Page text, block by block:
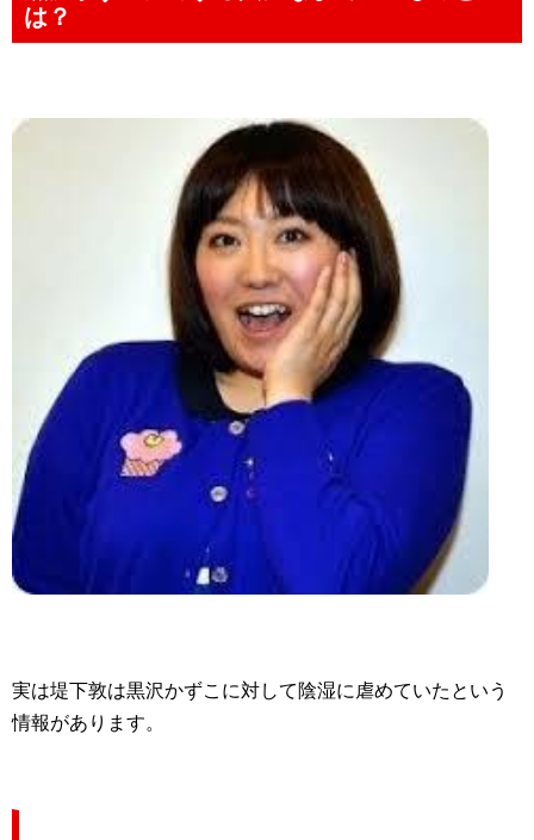
は？
実は堤下敦は黒沢かずこに対して陰湿に虐めていたという
情報があります。